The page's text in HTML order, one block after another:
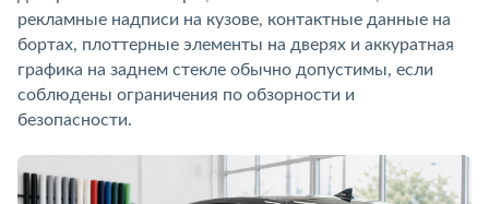
рекламные надписи на кузове, контактные данные на
бортах, плоттерные элементы на дверях и аккуратная
графика на заднем стекле обычно допустимы, если
соблюдены ограничения по обзорности и
безопасности.